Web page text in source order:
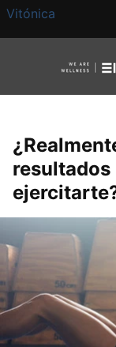
Vitónica